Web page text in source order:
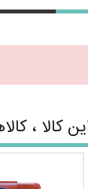
کالا ،